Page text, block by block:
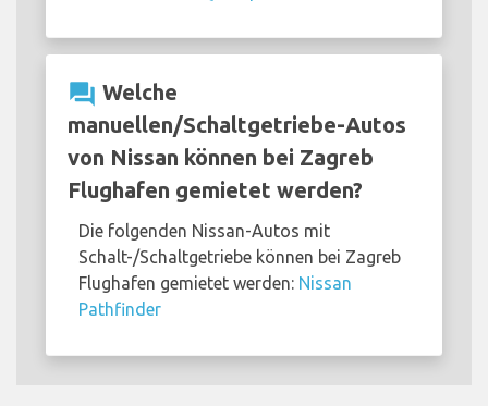
question_answer Welche
manuellen/Schaltgetriebe-Autos
von Nissan können bei Zagreb
Flughafen gemietet werden?
Die folgenden Nissan-Autos mit
Schalt-/Schaltgetriebe können bei Zagreb
Flughafen gemietet werden: Nissan
Pathfinder